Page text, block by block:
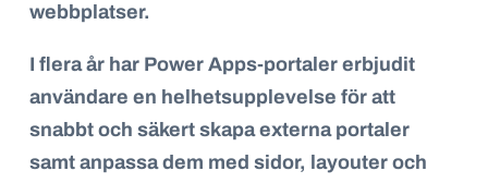
webbplatser.
I flera år har Power Apps-portaler erbjudit
användare en helhetsupplevelse för att
snabbt och säkert skapa externa portaler
samt anpassa dem med sidor, layouter och